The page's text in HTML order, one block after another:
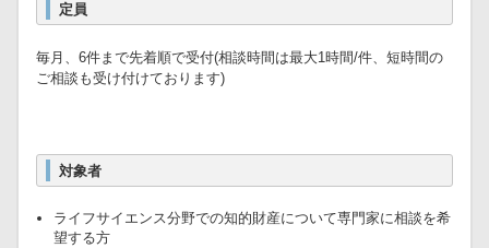
定員
毎月、6件まで先着順で受付(相談時間は最大1時間/件、短時間の
ご相談も受け付けております)
対象者
ライフサイエンス分野での知的財産について専門家に相談を希
望する方